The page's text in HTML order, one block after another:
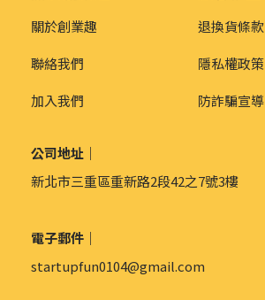
關於創業趣
聯絡我們
加入我們
退換貨條款
隱私權政策
防詐騙宣導
公司地址｜
新北市三重區重新路2段42之7號3樓
電子郵件｜
startupfun0104@gmail.com